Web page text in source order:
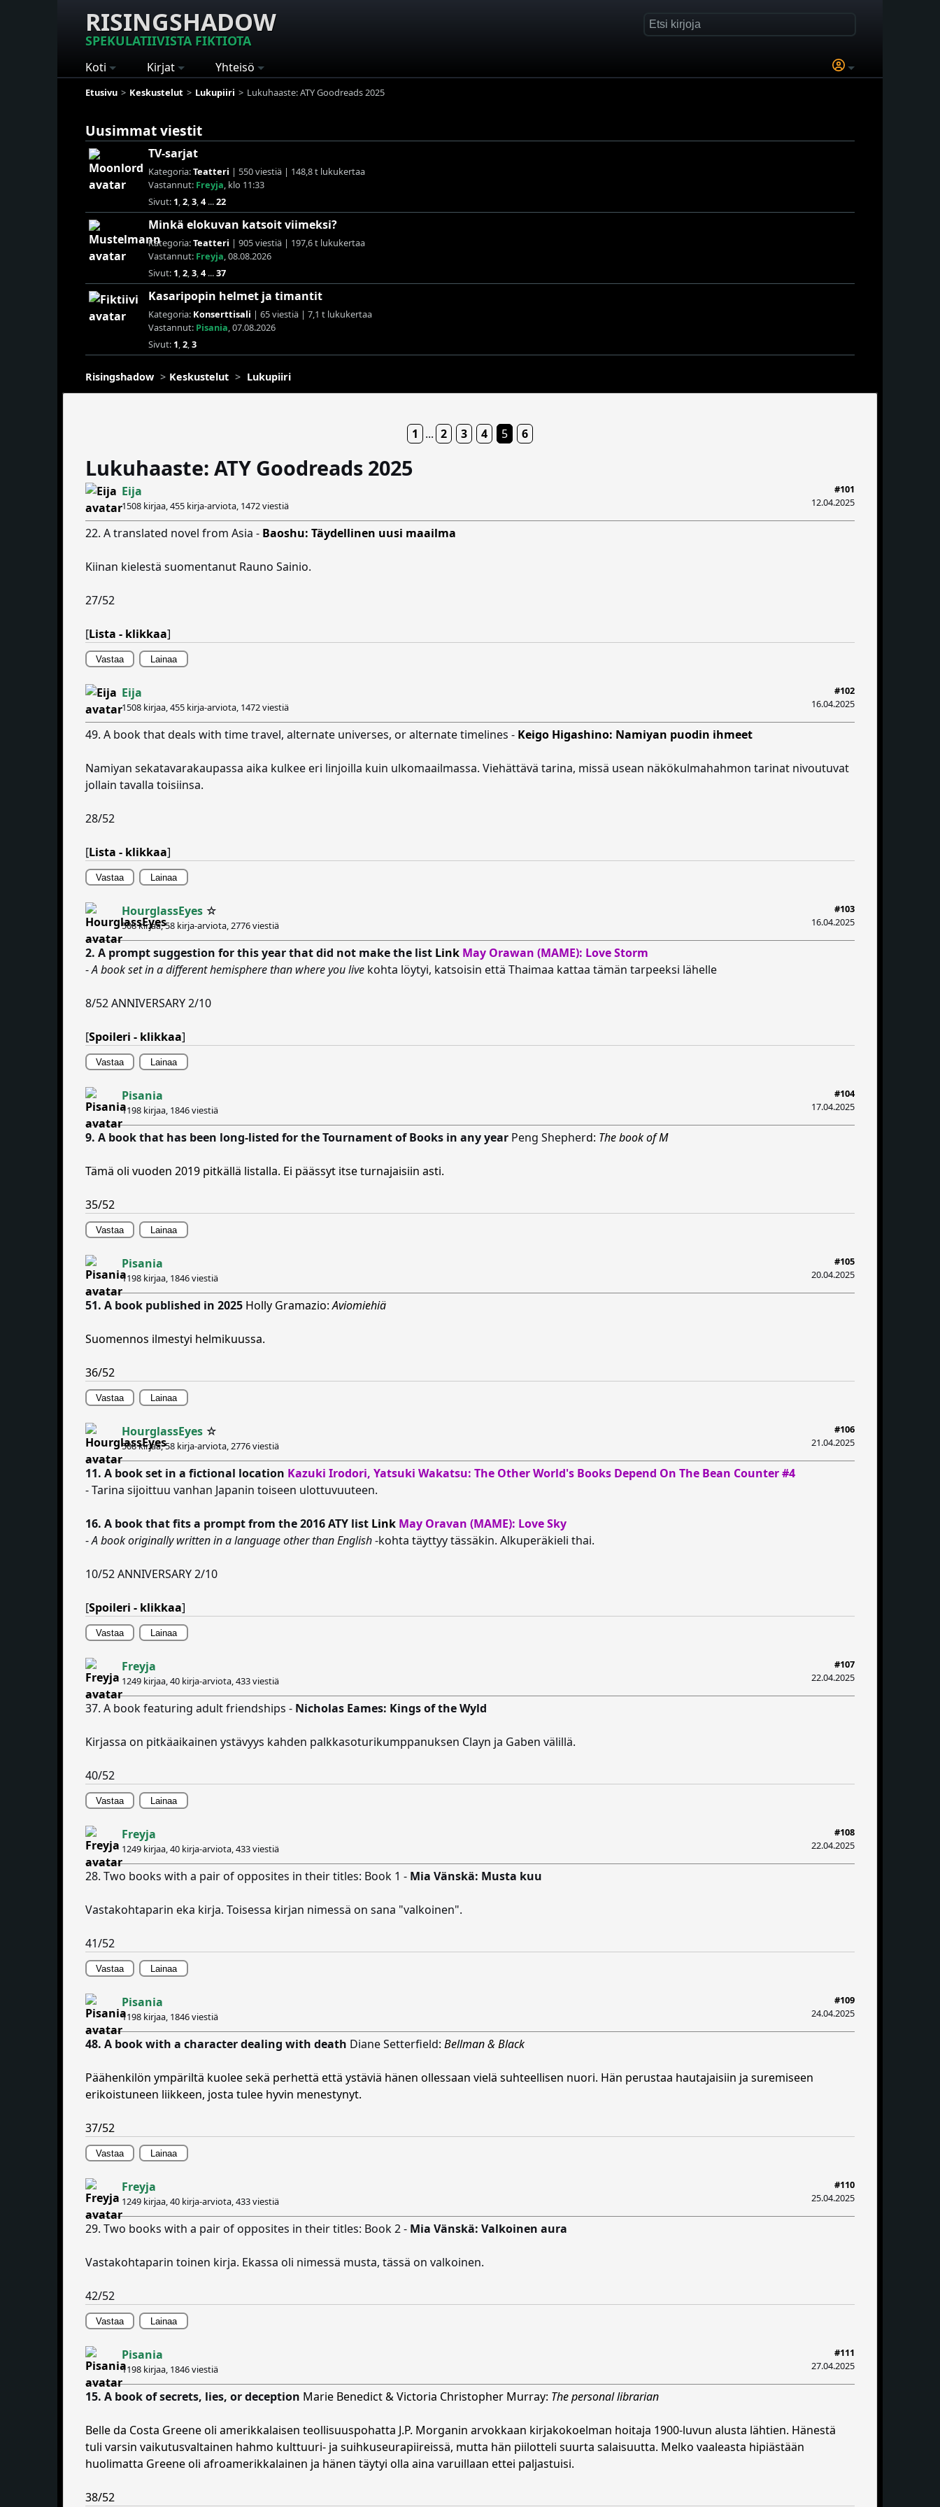
RISINGSHADOW
SPEKULATIIVISTA FIKTIOTA
Koti Kirjat Yhteisö
Etusivu Keskustelut Lukupiiri Lukuhaaste: ATY Goodreads 2025
Uusimmat viestit
TV-sarjat
Kategoria:Teatteri | 550 viestiä | 148,8 t lukukertaa
Vastannut: Freyja , klo 11:33
Sivut: 1 2 3 4...22
Minkä elokuvan katsoit viimeksi?
Kategoria:Teatteri | 905 viestiä | 197,6 t lukukertaa
Vastannut: Freyja , 08.08.2026
Sivut: 1 2 3 4...37
Kasaripopin helmet ja timantit
Kategoria: Konserttisali | 65 viestiä | 7,1 t lukukertaa
Vastannut: Pisania , 07.08.2026
Sivut: 1 2 3
Risingshadow Keskustelut Lukupiiri
1 ... 2 3 4 5 6
Lukuhaaste: ATY Goodreads 2025
#101
12.04.2025
Eija
1508 kirjaa, 455 kirja-arviota, 1472 viestiä
22. A translated novel from Asia - Baoshu: Täydellinen uusi maailma
Kiinan kielestä suomentanut Rauno Sainio.
27/52
[Lista - klikkaa]
Vastaa Lainaa
#102
16.04.2025
Eija
1508 kirjaa, 455 kirja-arviota, 1472 viestiä
49. A book that deals with time travel, alternate universes, or alternate timelines - Keigo Higashino: Namiyan puodin ihmeet
Namiyan sekatavarakaupassa aika kulkee eri linjoilla kuin ulkomaailmassa. Viehättävä tarina, missä usean näkökulmahahmon tarinat nivoutuvat
jollain tavalla toisiinsa.
28/52
[Lista - klikkaa]
Vastaa Lainaa
#103
16.04.2025
HourglassEyes ☆
508 kirjaa, 58 kirja-arviota, 2776 viestiä
2. A prompt suggestion for this year that did not make the list Link May Orawan (MAME): Love Storm
-A book set in a different hemisphere than where you live kohta löytyi, katsoisin että Thaimaa kattaa tämän tarpeeksi lähelle
8/52 ANNIVERSARY 2/10
[Spoileri - klikkaa]
Vastaa Lainaa
#104
17.04.2025
Pisania
1198 kirjaa, 1846 viestiä
9. A book that has been long-listed for the Tournament of Books in any year Peng Shepherd: The book of M
Tämä oli vuoden 2019 pitkällä listalla. Ei päässyt itse turnajaisiin asti.
35/52
Vastaa Lainaa
#105
20.04.2025
Pisania
1198 kirjaa, 1846 viestiä
51. A book published in 2025 Holly Gramazio:Aviomiehiä
Suomennos ilmestyi helmikuussa.
36/52
Vastaa Lainaa
#106
21.04.2025
HourglassEyes ☆
508 kirjaa, 58 kirja-arviota, 2776 viestiä
11. A book set in a fictional location Kazuki Irodori, Yatsuki Wakatsu: The Other World's Books Depend On The Bean Counter #4
- Tarina sijoittuu vanhan Japanin toiseen ulottuvuuteen.
16. A book that fits a prompt from the 2016 ATY list Link May Oravan (MAME): Love Sky
-A book originally written in a language other than English-kohta täyttyy tässäkin. Alkuperäkieli thai.
10/52 ANNIVERSARY 2/10
[Spoileri - klikkaa]
Vastaa Lainaa
#107
22.04.2025
Freyja
1249 kirjaa, 40 kirja-arviota, 433 viestiä
37. A book featuring adult friendships - Nicholas Eames: Kings of the Wyld
Kirjassa on pitkäaikainen ystävyys kahden palkkasoturikumppanuksen Clayn ja Gaben välillä.
40/52
Vastaa Lainaa
#108
22.04.2025
Freyja
1249 kirjaa, 40 kirja-arviota, 433 viestiä
28. Two books with a pair of opposites in their titles: Book 1 - Mia Vänskä: Musta kuu
Vastakohtaparin eka kirja. Toisessa kirjan nimessä on sana "valkoinen".
41/52
Vastaa Lainaa
#109
24.04.2025
Pisania
1198 kirjaa, 1846 viestiä
48. A book with a character dealing with death Diane Setterfield: Bellman & Black
Päähenkilön ympäriltä kuolee sekä perhettä että ystäviä hänen ollessaan vielä suhteellisen nuori. Hän perustaa hautajaisiin ja suremiseen
erikoistuneen liikkeen, josta tulee hyvin menestynyt.
37/52
Vastaa Lainaa
#110
25.04.2025
Freyja
1249 kirjaa, 40 kirja-arviota, 433 viestiä
29. Two books with a pair of opposites in their titles: Book 2 - Mia Vänskä: Valkoinen aura
Vastakohtaparin toinen kirja. Ekassa oli nimessä musta, tässä on valkoinen.
42/52
Vastaa Lainaa
#111
27.04.2025
Pisania
1198 kirjaa, 1846 viestiä
15. A book of secrets, lies, or deception Marie Benedict & Victoria Christopher Murray: The personal librarian
Belle da Costa Greene oli amerikkalaisen teollisuuspohatta J.P. Morganin arvokkaan kirjakokoelman hoitaja 1900-luvun alusta lähtien. Hänestä
tuli varsin vaikutusvaltainen hahmo kulttuuri- ja suihkuseurapiireissä, mutta hän piilotteli suurta salaisuutta. Melko vaaleasta hipiästään
huolimatta Greene oli afroamerikkalainen ja hänen täytyi olla aina varuillaan ettei paljastuisi.
38/52